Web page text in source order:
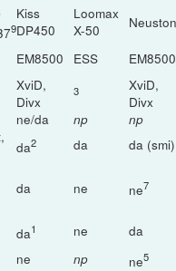
9
Kiss
DP450
Loomax
X-50
EM8500 ESS
EM8500
XviD,
Divx
3
XviD,
Divx
ne/da np np
da2 da
da (smi)
da ne ne7
da1 ne
da
ne np ne5